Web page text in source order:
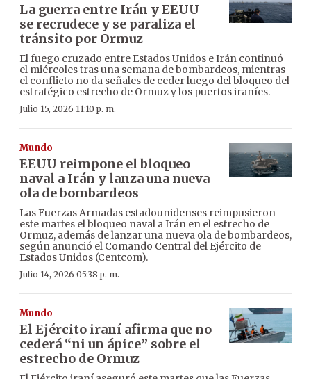
La guerra entre Irán y EEUU
se recrudece y se paraliza el
tránsito por Ormuz
El fuego cruzado entre Estados Unidos e Irán continuó
el miércoles tras una semana de bombardeos, mientras
el conflicto no da señales de ceder luego del bloqueo del
estratégico estrecho de Ormuz y los puertos iraníes.
Julio 15, 2026 11:10 p. m.
Mundo
EEUU reimpone el bloqueo
naval a Irán y lanza una nueva
ola de bombardeos
Las Fuerzas Armadas estadounidenses reimpusieron
este martes el bloqueo naval a Irán en el estrecho de
Ormuz, además de lanzar una nueva ola de bombardeos,
según anunció el Comando Central del Ejército de
Estados Unidos (Centcom).
Julio 14, 2026 05:38 p. m.
Mundo
El Ejército iraní afirma que no
cederá “ni un ápice” sobre el
estrecho de Ormuz